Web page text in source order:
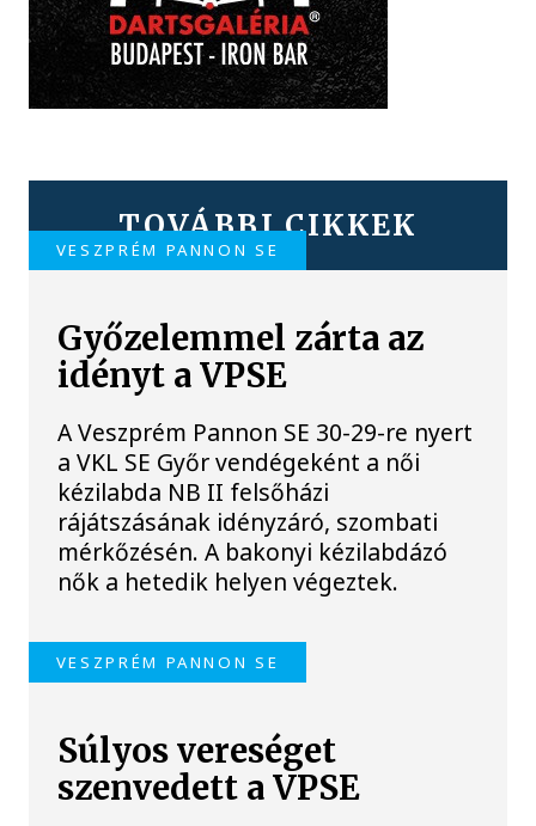
TOVÁBBI CIKKEK
VESZPRÉM PANNON SE
Győzelemmel zárta az
idényt a VPSE
A Veszprém Pannon SE 30-29-re nyert
a VKL SE Győr vendégeként a női
kézilabda NB II felsőházi
rájátszásának idényzáró, szombati
mérkőzésén. A bakonyi kézilabdázó
nők a hetedik helyen végeztek.
VESZPRÉM PANNON SE
Súlyos vereséget
szenvedett a VPSE